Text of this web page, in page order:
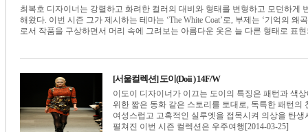
최복호 디자이너는 강렬하고 화려한 컬러의 대비와 형태를 변형하고 모던하게
해왔다. 이번 시즌 그가 제시하는 테마는 ‘The White Coat’로, 부제는 ‘기억의 왜
로서 작품을 구상하면서 머리 속에 그려보는 아름다운 옷은 늘 다른 형태로 표
[서울컬렉션] 도이(Doii ) 14F/W
이도이 디자이너가 이끄는 도이의 특징은 패턴과 색
위한 짧은 동화 같은 스토리를 토대로, 독특한 패턴
여성스럽고 고혹적인 실루엣을 접목시켜 의상을 탄생
펼쳐진 이번 시즌 컬렉션은 우주여행[2014-03-25]